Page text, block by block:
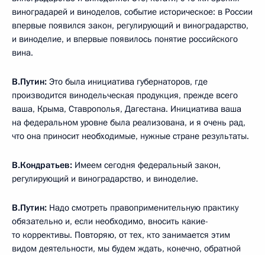
виноградарей и виноделов, событие историческое: в России
впервые появился закон, регулирующий и виноградарство,
и виноделие, и впервые появилось понятие российского
вина.
В.Путин: Это была инициатива губернаторов, где
производится винодельческая продукция, прежде всего
ваша, Крыма, Ставрополья, Дагестана. Инициатива ваша
на федеральном уровне была реализована, и я очень рад,
что она приносит необходимые, нужные стране результаты.
В.Кондратьев: Имеем сегодня федеральный закон,
регулирующий и виноградарство, и виноделие.
В.Путин: Надо смотреть правоприменительную практику
обязательно и, если необходимо, вносить какие-
то коррективы. Повторяю, от тех, кто занимается этим
видом деятельности, мы будем ждать, конечно, обратной